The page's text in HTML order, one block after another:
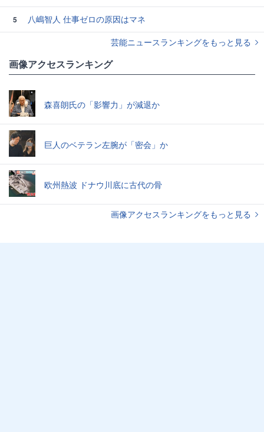
5
八嶋智人 仕事ゼロの原因はマネ
芸能ニュースランキングをもっと見る
画像アクセスランキング
森喜朗氏の「影響力」が減退か
巨人のベテラン左腕が「密会」か
欧州熱波 ドナウ川底に古代の骨
画像アクセスランキングをもっと見る